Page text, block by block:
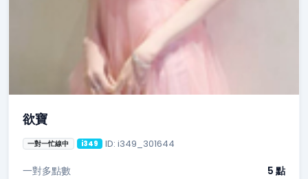
欲寶
一對一忙線中 i349 ID: i349_301644
一對多點數
5 點